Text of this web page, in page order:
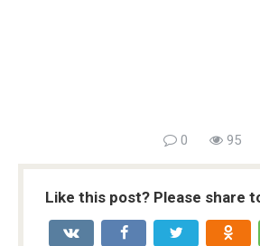
0 95
Like this post? Please share